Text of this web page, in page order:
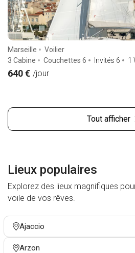
Marseille
Voilier
3 Cabine
Couchettes 6 Invités 6 1
640 € /jour
Tout afficher
Lieux populaires
Explorez des lieux magnifiques
voile de vos rêves.
Ajaccio
Arzon